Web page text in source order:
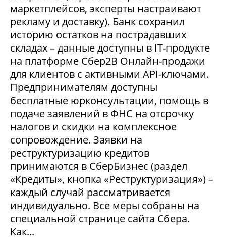
маркетплейсов, эксперты настраивают
рекламу и доставку). Банк сохранил
историю остатков на пострадавших
складах – данные доступны в IT-продукте
на платформе Сбер2В Онлайн-продажи
для клиентов с активными API-ключами.
Предпринимателям доступны
бесплатные юрконсультации, помощь в
подаче заявлений в ФНС на отсрочку
налогов и скидки на комплексное
сопровождение. Заявки на
реструктуризацию кредитов
принимаются в СберБизнес (раздел
«Кредиты», кнопка «Реструктуризация») –
каждый случай рассматривается
индивидуально. Все меры собраны на
специальной странице сайта Сбера.
Как...